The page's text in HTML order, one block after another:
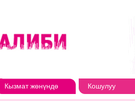
Кызмат жөнүндө Кошулуу